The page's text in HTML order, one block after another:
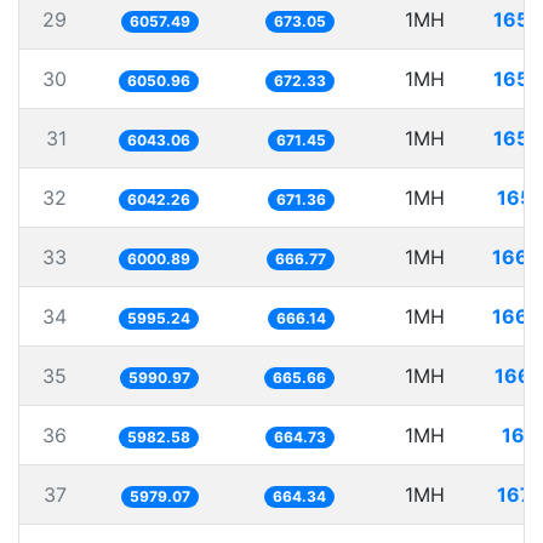
29 6057.49 673.05 1MH
30 6050.96 672.33 1MH
31 6043.06 671.45 1MH
32 6042.26 671.36 1MH
33 6000.89 666.77 1MH
34 5995.24 666.14 1MH
35 5990.97 665.66 1MH
36 5982.58 664.73 1MH
37 5979.07 664.34 1MH